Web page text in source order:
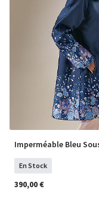
Imperméable Bleu
En Stock
390,00 €